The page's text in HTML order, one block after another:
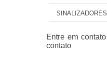
SINALIZADORES